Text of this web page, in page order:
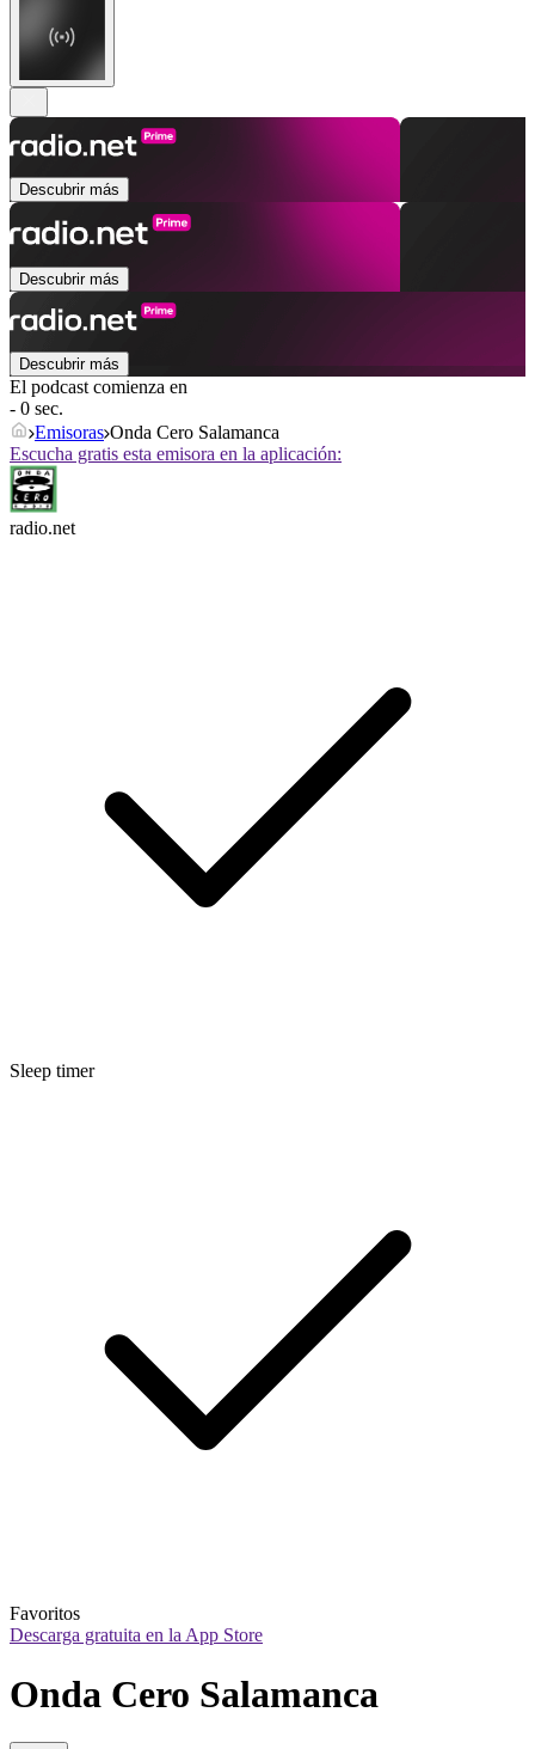
Descubrir más
Descubrir más
Descubrir más
El podcast comienza en
- 0 sec.
Emisoras Onda Cero Salamanca
Escucha gratis esta emisora en la aplicación:
radio.net
Sleep timer
Favoritos
Descarga gratuita en la App Store
Onda Cero Salamanca